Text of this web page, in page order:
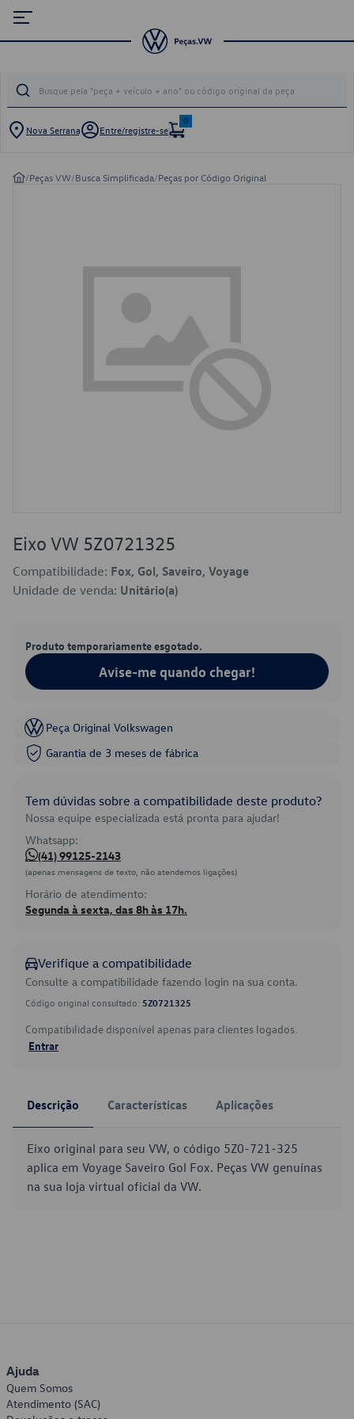
Nova Serrana Entre/registre-se
0
/Peças VW/Busca Simplificada/Peças por Código Original
Eixo VW 5Z0721325
Compatibilidade: Fox, Gol, Saveiro, Voyage
Unidade de venda: Unitário(a)
Produto temporariamente esgotado.
Avise-me quando chegar!
Peça Original Volkswagen
Garantia de 3 meses de fábrica
Tem dúvidas sobre a compatibilidade deste produto?
Nossa equipe especializada está pronta para ajudar!
Whatsapp:
(41) 99125-2143
(apenas mensagens de texto, não atendemos ligações)
Horário de atendimento:
Segunda à sexta, das 8h às 17h.
Verifique a compatibilidade
Consulte a compatibilidade fazendo login na sua conta.
Código original consultado: 5Z0721325
Compatibilidade disponível apenas para clientes logados.
Entrar
Descrição Características Aplicações
Eixo original para seu VW, o código 5Z0-721-325
aplica em Voyage Saveiro Gol Fox. Peças VW genuínas
na sua loja virtual oficial da VW.
Ajuda
Quem Somos
Atendimento (SAC)